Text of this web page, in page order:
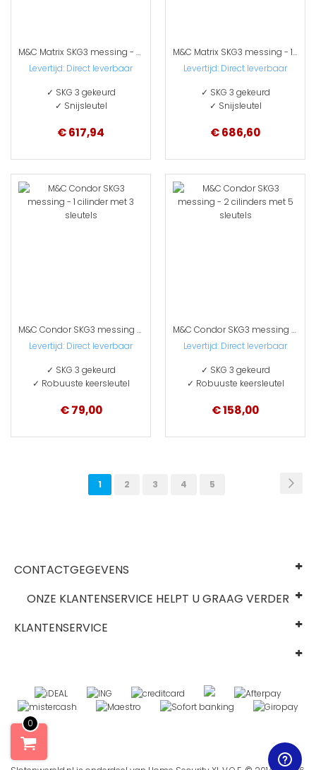
0
M&C Matrix SKG3 messing - 9 cilinders met 8 sleutels
Levertijd: Direct leverbaar
✓ SKG 3 gekeurd
✓ Snijsleutel
€ 617,94
M&C Matrix SKG3 messing - 10 cilinders met 8 sleutels
Levertijd: Direct leverbaar
✓ SKG 3 gekeurd
✓ Snijsleutel
€ 686,60
M&C Condor SKG3 messing - 1 cilinder met 3 sleutels
Levertijd: Direct leverbaar
✓ SKG 3 gekeurd
✓ Robuuste keersleutel
€ 79,00
M&C Condor SKG3 messing - 2 cilinders met 5 sleutels
Levertijd: Direct leverbaar
✓ SKG 3 gekeurd
✓ Robuuste keersleutel
€ 158,00
Pagina
U
1 Pagina
2 Pagina
3 Pagina
4 Pagina
5
CONTACTGEGEVENS
ONZE KLANTENSERVICE HELPT U GRAAG VERDER
KLANTENSERVICE